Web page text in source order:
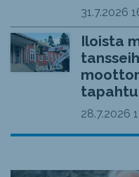
31.7.2026
Iloista
28.7.2026